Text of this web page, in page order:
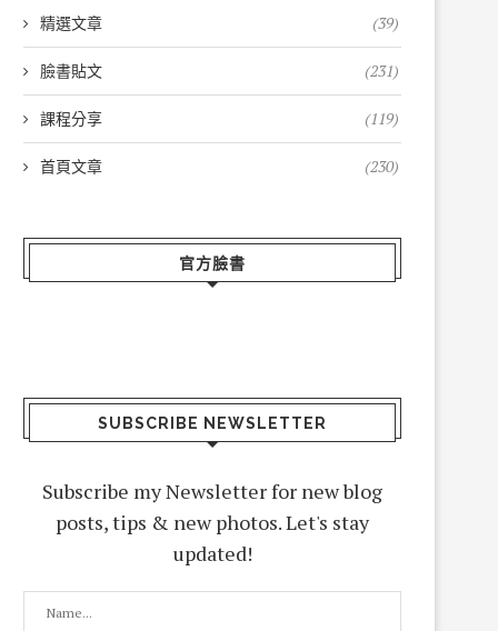
精選文章 (39)
臉書貼文 (231)
課程分享 (119)
首頁文章 (230)
官方臉書
SUBSCRIBE NEWSLETTER
Subscribe my Newsletter for new blog
posts, tips & new photos. Let's stay
updated!